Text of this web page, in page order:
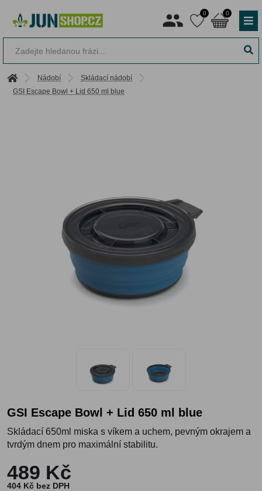
0 0
Nádobí
Skládací nádobí
GSI Escape Bowl + Lid 650 ml blue
GSI Escape Bowl + Lid 650 ml blue
Skládací 650ml miska s víkem a uchem, pevným okrajem a
tvrdým dnem pro maximální stabilitu.
489 Kč
404 Kč bez DPH